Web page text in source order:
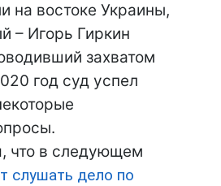
на востоке Украины,
– Игорь Гиркин
захватом
год суд успел
что в следующем
слушать дело по